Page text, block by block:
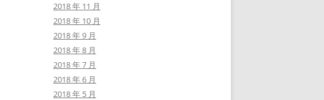
2018 年 11 月
2018 年 10 月
2018 年 9 月
2018 年 8 月
2018 年 7 月
2018 年 6 月
2018 年 5 月